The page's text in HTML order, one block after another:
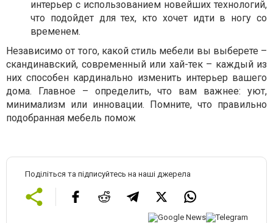
интерьер с использованием новейших технологий,
что подойдет для тех, кто хочет идти в ногу со
временем.
Независимо от того, какой стиль мебели вы выберете –
скандинавский, современный или хай-тек – каждый из
них способен кардинально изменить интерьер вашего
дома. Главное – определить, что вам важнее: уют,
минимализм или инновации. Помните, что правильно
подобранная мебель помож
Поділіться та підписуйтесь на наші джерела